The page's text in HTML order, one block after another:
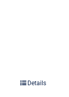
Details